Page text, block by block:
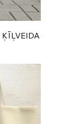
ĶĪĻVEIDA